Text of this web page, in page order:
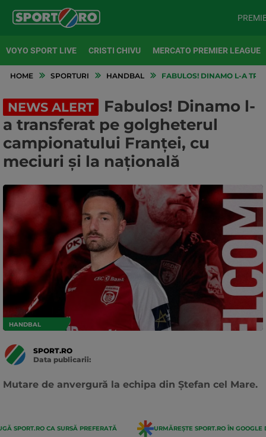
VOYO SPORT LIVE CRISTI CHIVU MERCATO PREMIER LEAGUE
HOME SPORTURI HANDBAL FABULOS! DINAMO L-A
NEWS ALERT
Fabulos! Dinamo l-
a transferat pe golgheterul
campionatului Franței, cu
meciuri și la națională
HANDBAL
SPORT.RO
Data publicarii:
Mutare de anvergură la echipa din Ștefan cel Mare.
SPORT.RO CA SURSĂ PREFERATĂ URMĂREȘTE SPORT.RO ÎN GOOGLE